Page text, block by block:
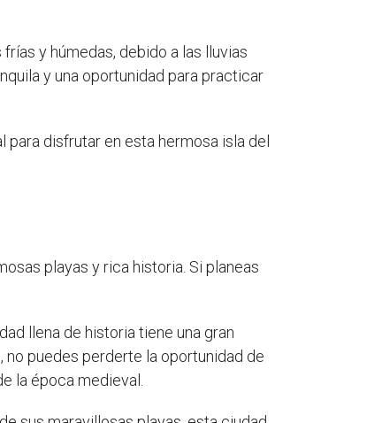
y húmedas, debido a las lluvias
y una oportunidad para practicar
disfrutar en esta hermosa isla del
playas y rica historia. Si planeas
llena de historia tiene una gran
no puedes perderte la oportunidad de
la época medieval.